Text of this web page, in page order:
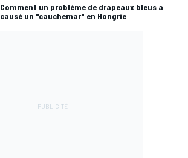
Comment un problème de drapeaux bleus a
causé un "cauchemar" en Hongrie